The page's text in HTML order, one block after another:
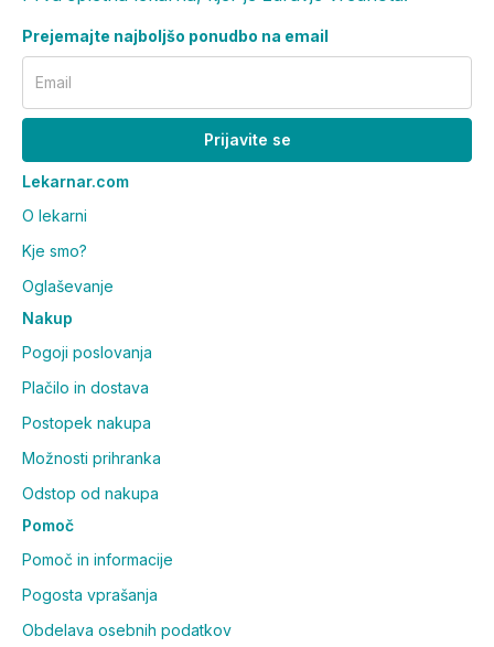
Prejemajte najboljšo ponudbo na email
Email
Prijavite se
Lekarnar.com
O lekarni
Kje smo?
Oglaševanje
Nakup
Pogoji poslovanja
Plačilo in dostava
Postopek nakupa
Možnosti prihranka
Odstop od nakupa
Pomoč
Pomoč in informacije
Pogosta vprašanja
Obdelava osebnih podatkov